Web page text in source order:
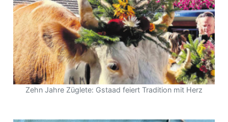
Zehn Jahre Züglete: Gstaad feiert Tradition mit Herz